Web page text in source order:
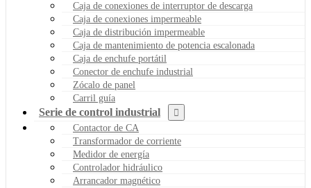
Caja de conexiones de interruptor de descarga
Caja de conexiones impermeable
Caja de distribución impermeable
Caja de mantenimiento de potencia escalonada
Caja de enchufe portátil
Conector de enchufe industrial
Zócalo de panel
Carril guía
Serie de control industrial
Contactor de CA
Transformador de corriente
Medidor de energía
Controlador hidráulico
Arrancador magnético